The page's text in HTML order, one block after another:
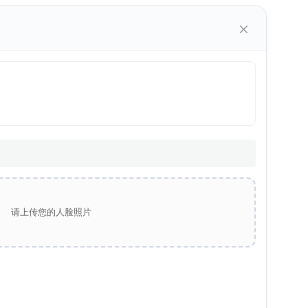
×
请上传您的人脸照片